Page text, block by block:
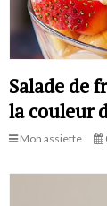
Salade de
la couleur
Mon assiette